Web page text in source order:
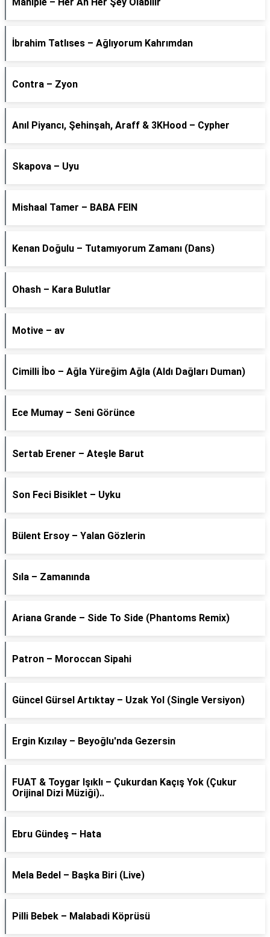
İbrahim Tatlıses – Ağlıyorum Kahrımdan
Contra – Zyon
Anıl Piyancı, Şehinşah, Araff & 3KHood – Cypher
Skapova – Uyu
Mishaal Tamer – BABA FEIN
Kenan Doğulu – Tutamıyorum Zamanı (Dans)
Ohash – Kara Bulutlar
Motive – av
Cimilli İbo – Ağla Yüreğim Ağla (Aldı Dağları Duman)
Ece Mumay – Seni Görünce
Sertab Erener – Ateşle Barut
Son Feci Bisiklet – Uyku
Bülent Ersoy – Yalan Gözlerin
Sıla – Zamanında
Ariana Grande – Side To Side (Phantoms Remix)
Patron – Moroccan Sipahi
Güncel Gürsel Artıktay – Uzak Yol (Single Versiyon)
Ergin Kızılay – Beyoğlu'nda Gezersin
FUAT & Toygar Işıklı – Çukurdan Kaçış Yok (Çukur
Orijinal Dizi Müziği)..
Ebru Gündeş – Hata
Mela Bedel – Başka Biri (Live)
Pilli Bebek – Malabadi Köprüsü